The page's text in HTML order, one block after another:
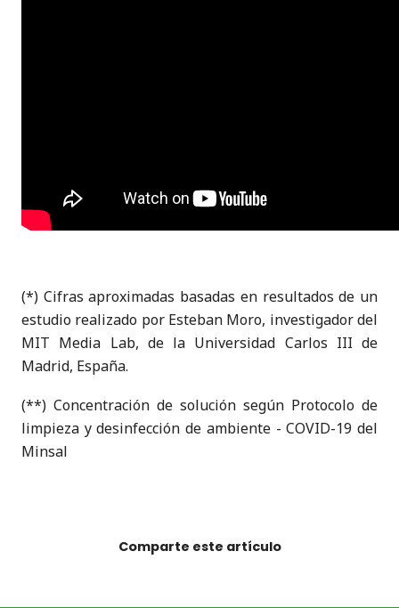
(*) Cifras aproximadas basadas en resultados de un
estudio realizado por Esteban Moro, investigador del
MIT Media Lab, de la Universidad Carlos III de
Madrid, España.
(**) Concentración de solución según Protocolo de
limpieza y desinfección de ambiente - COVID-19 del
Minsal
Comparte este artículo